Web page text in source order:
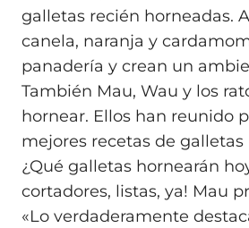
galletas recién horneadas.
canela, naranja y
panadería y crean un
También Mau, Wau y los
hornear. Ellos han reunido
mejores recetas de galletas
¿Qué galletas hornearán
cortadores, listas, ya! Mau
«Lo verdaderamente